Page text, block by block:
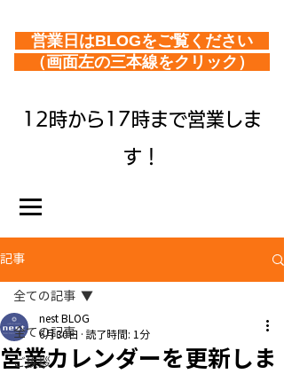
営業日はBLOGをご覧ください
（画面左の三本線をクリック）
12時から17時まで営業しま
す！
記事
全ての記事
ご挨拶
全ての記事
営業カレンダーを更新しま
nest BLOG
6月30日
読了時間: 1分